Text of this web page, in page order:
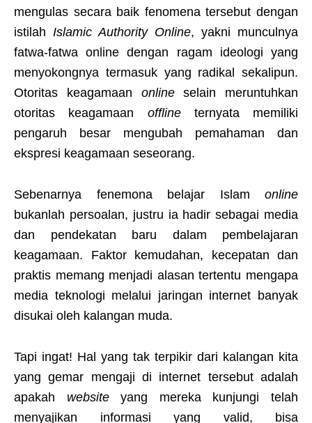
mengulas secara baik fenomena tersebut dengan
istilah Islamic Authority Online, yakni munculnya
fatwa-fatwa online dengan ragam ideologi yang
menyokongnya termasuk yang radikal sekalipun.
Otoritas keagamaan onlineselain meruntuhkan
otoritas keagamaan offlineternyata memiliki
pengaruh besar mengubah pemahaman dan
ekspresi keagamaan seseorang.
Sebenarnya fenemona belajar Islam online
bukanlah persoalan, justru ia hadir sebagai media
dan pendekatan baru dalam pembelajaran
keagamaan. Faktor kemudahan, kecepatan dan
praktis memang menjadi alasan tertentu mengapa
media teknologi melalui jaringan internet banyak
disukai oleh kalangan muda.
Tapi ingat! Hal yang tak terpikir dari kalangan kita
yang gemar mengaji di internet tersebut adalah
apakah websiteyang mereka kunjungi telah
menyajikan informasi yang valid, bisa